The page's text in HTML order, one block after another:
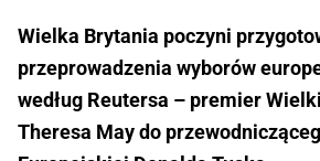
Wielka Brytania poczyni
przeprowadzenia wyborów
według Reutersa – premier
Theresa May do